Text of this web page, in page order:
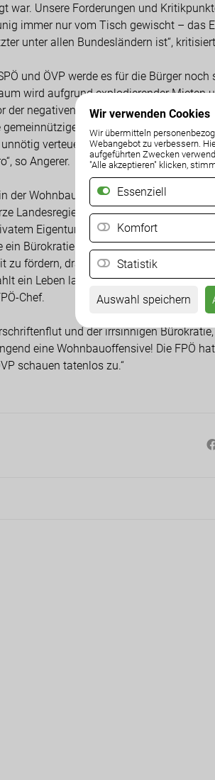
Wir verwenden Cookies
Wir übermitteln
Webangebot zu verbessern.
aufgeführten Zwecken
"Alle akzeptieren" klicken,
Essenziell
Komfort
Statistik
Auswahl speichern
war. Unsere Forderungen und
immer nur vom Tisch gewischt – das
unter allen Bundesländern ist“,
und ÖVP werde es für die Bürger
wird aufgrund explodierender Mieten
der negativen Entwicklung im Wohnbau
Wohnungen nicht gebaut
verteuert. In Oberösterreich baut
so Angerer.
der Wohnbaupolitik versagt, denn die
Landesregierung setzt die
Eigentum in Kärnten fast
ein Bürokratiemonster mit 25 Seiten
zu fördern, drängt die SPÖ die Bürger
ein Leben lang! Statt Widerstand zu
Chef.
und der irrsinnigen
eine Wohnbauoffensive! Die FPÖ
schauen tatenlos zu.“